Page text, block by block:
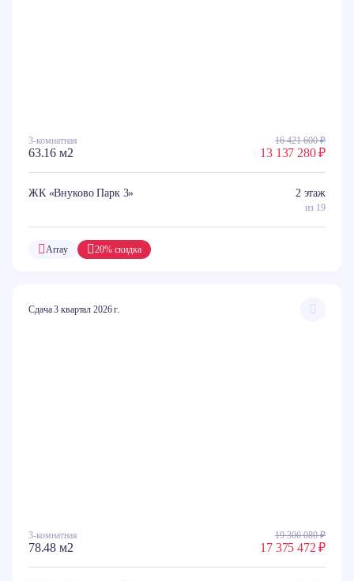
3-комнатная
63.16 м2
16 421 600 ₽
13 137 280 ₽
ЖК «Внуково Парк 3» 2 этаж
из 19
20% скидка
Array
Сдача 3 квартал 2026 г.
3-комнатная
78.48 м2
19 306 080 ₽
17 375 472 ₽